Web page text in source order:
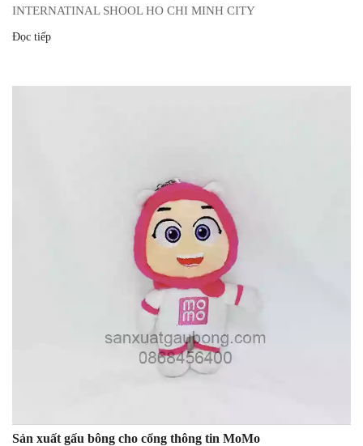
INTERNATINAL SHOOL HO CHI MINH CITY
Đọc tiếp
Sản xuất gấu bông cho cổng thông tin MoMo